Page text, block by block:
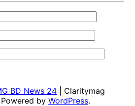
BD News 24 | Claritymag
Powered by WordPress.